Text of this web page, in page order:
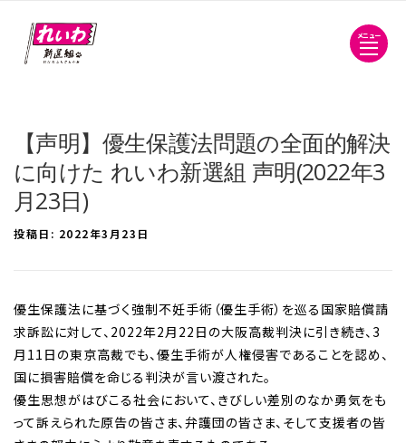
メニュー
【声明】優生保護法問題の全面的解決
に向けた れいわ新選組 声明(2022年3
月23日)
投稿日: 2022年3月23日
優生保護法に基づく強制不妊手術（優生手術）を巡る国家賠償請
求訴訟に対して、2022年2月22日の大阪高裁判決に引き続き、3
月11日の東京高裁でも、優生手術が人権侵害であることを認め、
国に損害賠償を命じる判決が言い渡された。
優生思想がはびこる社会において、きびしい差別のなか勇気をも
って訴えられた原告の皆さま、弁護団の皆さま、そして支援者の皆